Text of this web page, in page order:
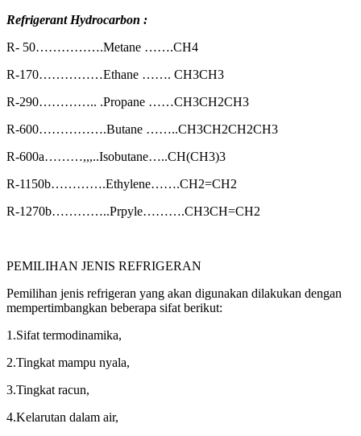
Refrigerant Hydrocarbon :
R- 50…………….Metane …….CH4
R-170……………Ethane ……. CH3CH3
R-290………….. .Propane ……CH3CH2CH3
R-600…………….Butane ……..CH3CH2CH2CH3
R-600a………,,,..Isobutane…..CH(CH3)3
R-1150b………….Ethylene…….CH2=CH2
R-1270b…………..Prpyle……….CH3CH=CH2
PEMILIHAN JENIS REFRIGERAN
Pemilihan jenis refrigeran yang akan digunakan dilakukan dengan
mempertimbangkan beberapa sifat berikut:
1.Sifat termodinamika,
2.Tingkat mampu nyala,
3.Tingkat racun,
4.Kelarutan dalam air,